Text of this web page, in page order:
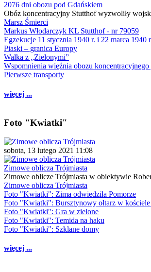
2076 dni obozu pod Gdańskiem
Obóz koncentracyjny Stutthof wyzwoliły
Marsz Śmierci
Markus Włodarczyk KL Stutthof - nr 79059
Egzekucje 11 stycznia 1940 r. i 22 marca 1940
Piaski – granica Europy
Walka z „Zielonymi”
Wspomnienia więźnia obozu
Pierwsze transporty
więcej ...
Foto "Kwiatki"
sobota, 13 lutego 2021 11:08
Zimowe oblicza Trójmiasta
Zimowe oblicze Trójmiasta w obiektywie
Zimowe oblicza Trójmiasta
Foto "Kwiatki": Zima odwiedziła Pomorze
Foto "Kwiatki": Bursztynowy ołtarz w
Foto "Kwiatki": Gra w zielone
Foto "Kwiatki": Temida na haku
Foto "Kwiatki": Szklane domy
więcej ...